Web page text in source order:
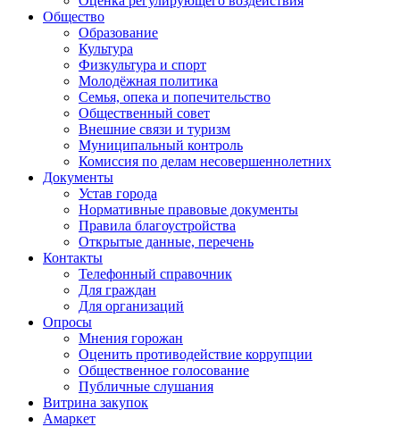
Общество
Образование
Культура
Физкультура и спорт
Молодёжная политика
Семья, опека и попечительство
Общественный совет
Внешние связи и туризм
Муниципальный контроль
Комиссия по делам несовершеннолетних
Документы
Устав города
Нормативные правовые документы
Правила благоустройства
Открытые данные, перечень
Контакты
Телефонный справочник
Для граждан
Для организаций
Опросы
Мнения горожан
Оценить противодействие коррупции
Общественное голосование
Публичные слушания
Витрина закупок
Амаркет